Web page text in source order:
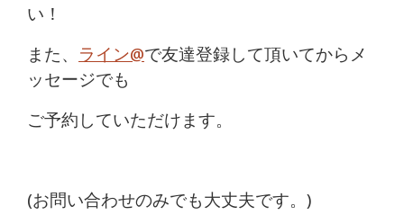
い！
また、 ライン@で友達登録して頂いてからメ
ッセージでも
ご予約していただけます。
(お問い合わせのみでも大丈夫です。)